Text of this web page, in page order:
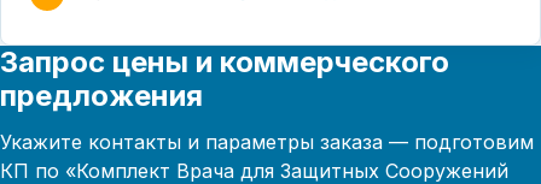
Запрос цены и коммерческого
предложения
Укажите контакты и параметры заказа — подготовим
КП по «Комплект Врача для Защитных Сооружений